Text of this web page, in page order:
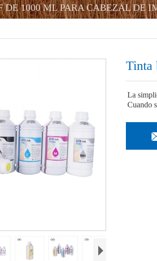
1000 ML PARA CABEZAL DE
Tinta
La
Cuando